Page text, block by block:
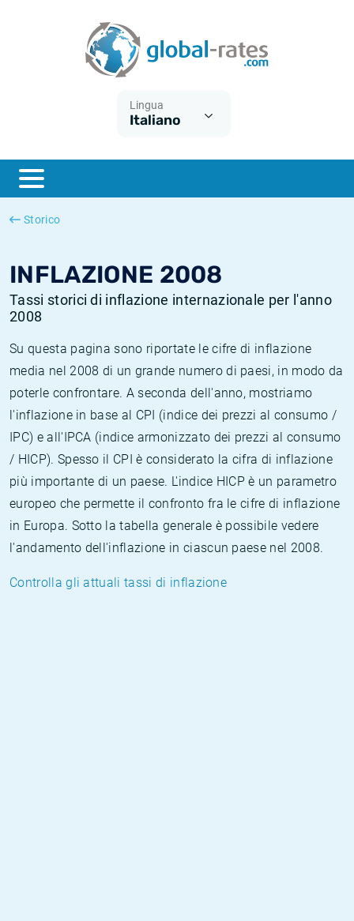
Lingua
Italiano
Storico
INFLAZIONE 2008
Tassi storici di inflazione internazionale per l'anno
2008
Su questa pagina sono riportate le cifre di inflazione
media nel 2008 di un grande numero di paesi, in modo da
poterle confrontare. A seconda dell'anno, mostriamo
l'inflazione in base al CPI (indice dei prezzi al consumo /
IPC) e all'IPCA (indice armonizzato dei prezzi al consumo
/ HICP). Spesso il CPI è considerato la cifra di inflazione
più importante di un paese. L'indice HICP è un parametro
europeo che permette il confronto fra le cifre di inflazione
in Europa. Sotto la tabella generale è possibile vedere
l'andamento dell'inflazione in ciascun paese nel 2008.
Controlla gli attuali tassi di inflazione
ESTER
SONIA
Cos'è l'inflazione CPI?
Cos'è l'inflazione HICP?
Inflazione Italia
Inflazione Stati Uniti
Tassi storici Euribor
Tassi storici di SONIA
Tassi storici di TONAR
Calcolatore dell’inflazione